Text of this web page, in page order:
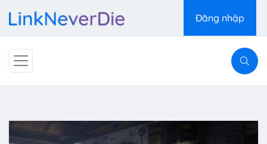
Đăng nhập